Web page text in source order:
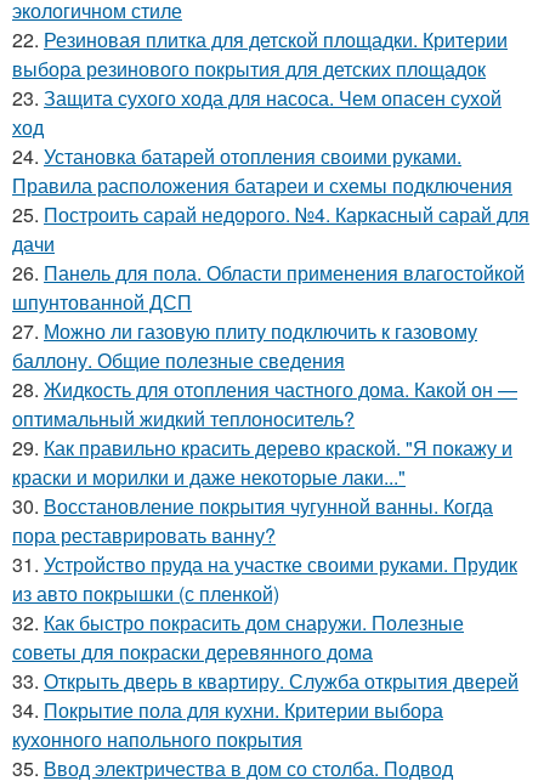
экологичном стиле
22. Резиновая плитка для детской площадки. Критерии
выбора резинового покрытия для детских площадок
23. Защита сухого хода для насоса. Чем опасен сухой
ход
24. Установка батарей отопления своими руками.
Правила расположения батареи и схемы подключения
25. Построить сарай недорого. №4. Каркасный сарай для
дачи
26. Панель для пола. Области применения влагостойкой
шпунтованной ДСП
27. Можно ли газовую плиту подключить к газовому
баллону. Общие полезные сведения
28. Жидкость для отопления частного дома. Какой он —
оптимальный жидкий теплоноситель?
29. Как правильно красить дерево краской. "Я покажу и
краски и морилки и даже некоторые лаки..."
30. Восстановление покрытия чугунной ванны. Когда
пора реставрировать ванну?
31. Устройство пруда на участке своими руками. Прудик
из авто покрышки (с пленкой)
32. Как быстро покрасить дом снаружи. Полезные
советы для покраски деревянного дома
33. Открыть дверь в квартиру. Служба открытия дверей
34. Покрытие пола для кухни. Критерии выбора
кухонного напольного покрытия
35. Ввод электричества в дом со столба. Подвод